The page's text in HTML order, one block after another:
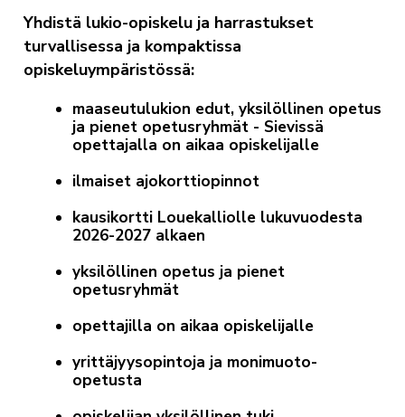
Yhdistä lukio-opiskelu ja harrastukset
turvallisessa ja kompaktissa
opiskeluympäristössä:
maaseutulukion edut, yksilöllinen opetus
ja pienet opetusryhmät - Sievissä
opettajalla on aikaa opiskelijalle
ilmaiset ajokorttiopinnot
kausikortti Louekalliolle lukuvuodesta
2026-2027 alkaen
yksilöllinen opetus ja pienet
opetusryhmät
opettajilla on aikaa opiskelijalle
yrittäjyysopintoja ja monimuoto-
opetusta